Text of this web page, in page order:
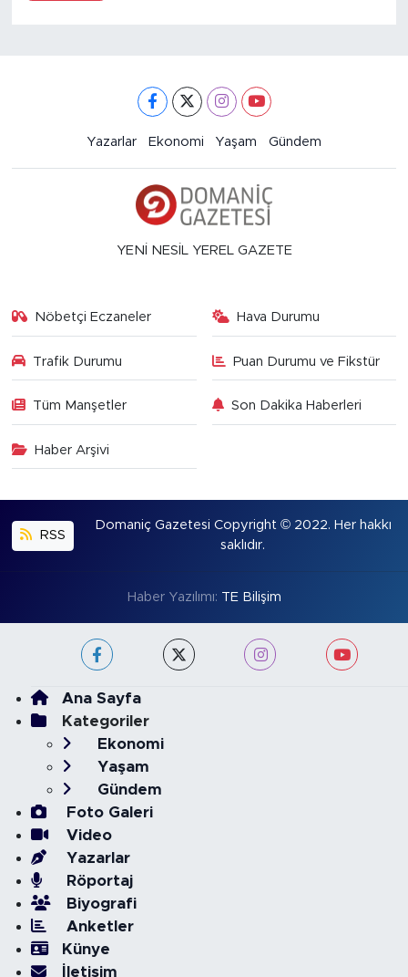
Yazarlar Ekonomi Yaşam Gündem
YENİ NESİL YEREL GAZETE
Nöbetçi Eczaneler Hava Durumu
Trafik Durumu Puan Durumu ve Fikstür
Tüm Manşetler Son Dakika Haberleri
Haber Arşivi
RSS
Domaniç Gazetesi Copyright © 2022. Her hakkı
saklıdır.
Haber Yazılımı: TE Bilişim
Ana Sayfa
Kategoriler
Ekonomi
Yaşam
Gündem
Foto Galeri
Video
Yazarlar
Röportaj
Biyografi
Anketler
Künye
İletişim